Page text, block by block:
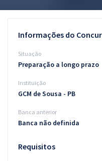
Conteúdo gratuito
Informações do
Situação
Preparação a longo prazo
Instituição
GCM de Sousa - PB
Banca anterior
Banca não definida
Requisitos